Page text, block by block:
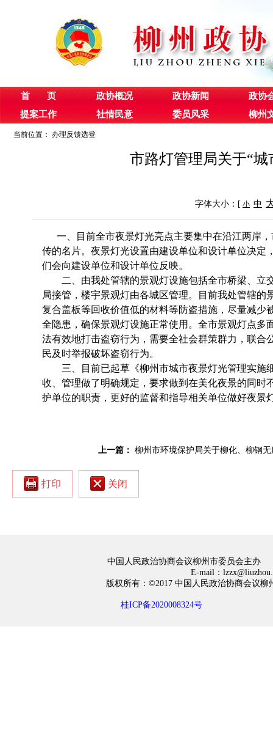
首 页 政协概况 政协新闻
政协
提案工作
社情民意 委员风采 柳州
当前位置： 办理反馈选登
市路灯管理局关于“
字体大小：[ 小 中
一、目前全市夜景灯光亮点主要集中在沿江两岸，
传的名片。夜景灯光设置由建设单位和设计单位决
们会向建设单位和设计单位反映。
二、由我处管辖的景观灯设施包括全市桥梁、
局接管，楼宇景观灯由各城区管理。目前我处管辖
复合盖板等回收价值低的材料等防盗措施，尽量减
全隐患，确保景观灯设施正常使用。全市景观灯点
法有效地打击盗窃行为，需要全社会群策群力，联
民及时举报破坏盗窃行为。
三、目前已起草《柳州市城市夜景灯光管理实
收、管理做了明确规定，要求做到在美化夜景的同
护单位的职责，更好的监督和指导相关单位做好夜景
上一篇： 柳州市环境保护局关于柳化、柳钢
打印 关闭
中国人民政治协商会议柳州市委员会主办
E-mail：
版权所有：©2017 中国人民政治协商会
桂ICP备2020008324号